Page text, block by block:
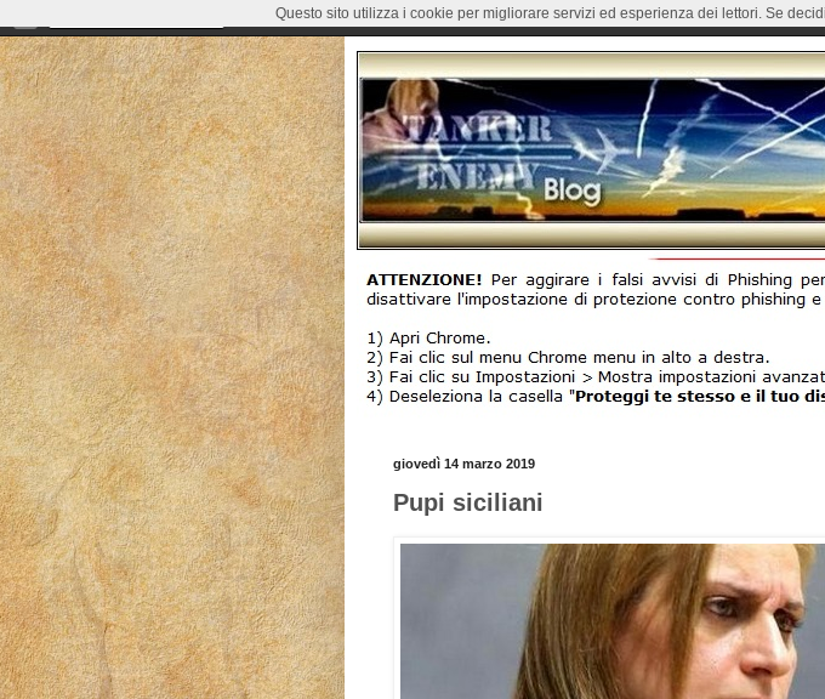
giovedì 14 marzo 2019
Pupi siciliani
Questo sito utilizza i cookie per migliorare servizi ed esperienza dei lettori. Se